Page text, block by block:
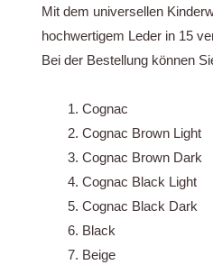
Mit dem universellen
hochwertigem Leder in 15
Bei der Bestellung können
Cognac
Cognac Brown Light
Cognac Brown Dark
Cognac Black Light
Cognac Black Dark
Black
Beige